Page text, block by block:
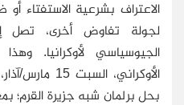
الاعتراف بشرعية الاستفتاء أو
لجولة تفاوض أخرى، تصل
الجيوسياسي لأوكرانيا. وهذا
الأوكراني،
بحل برلمان شبه جزيرة القرم؛